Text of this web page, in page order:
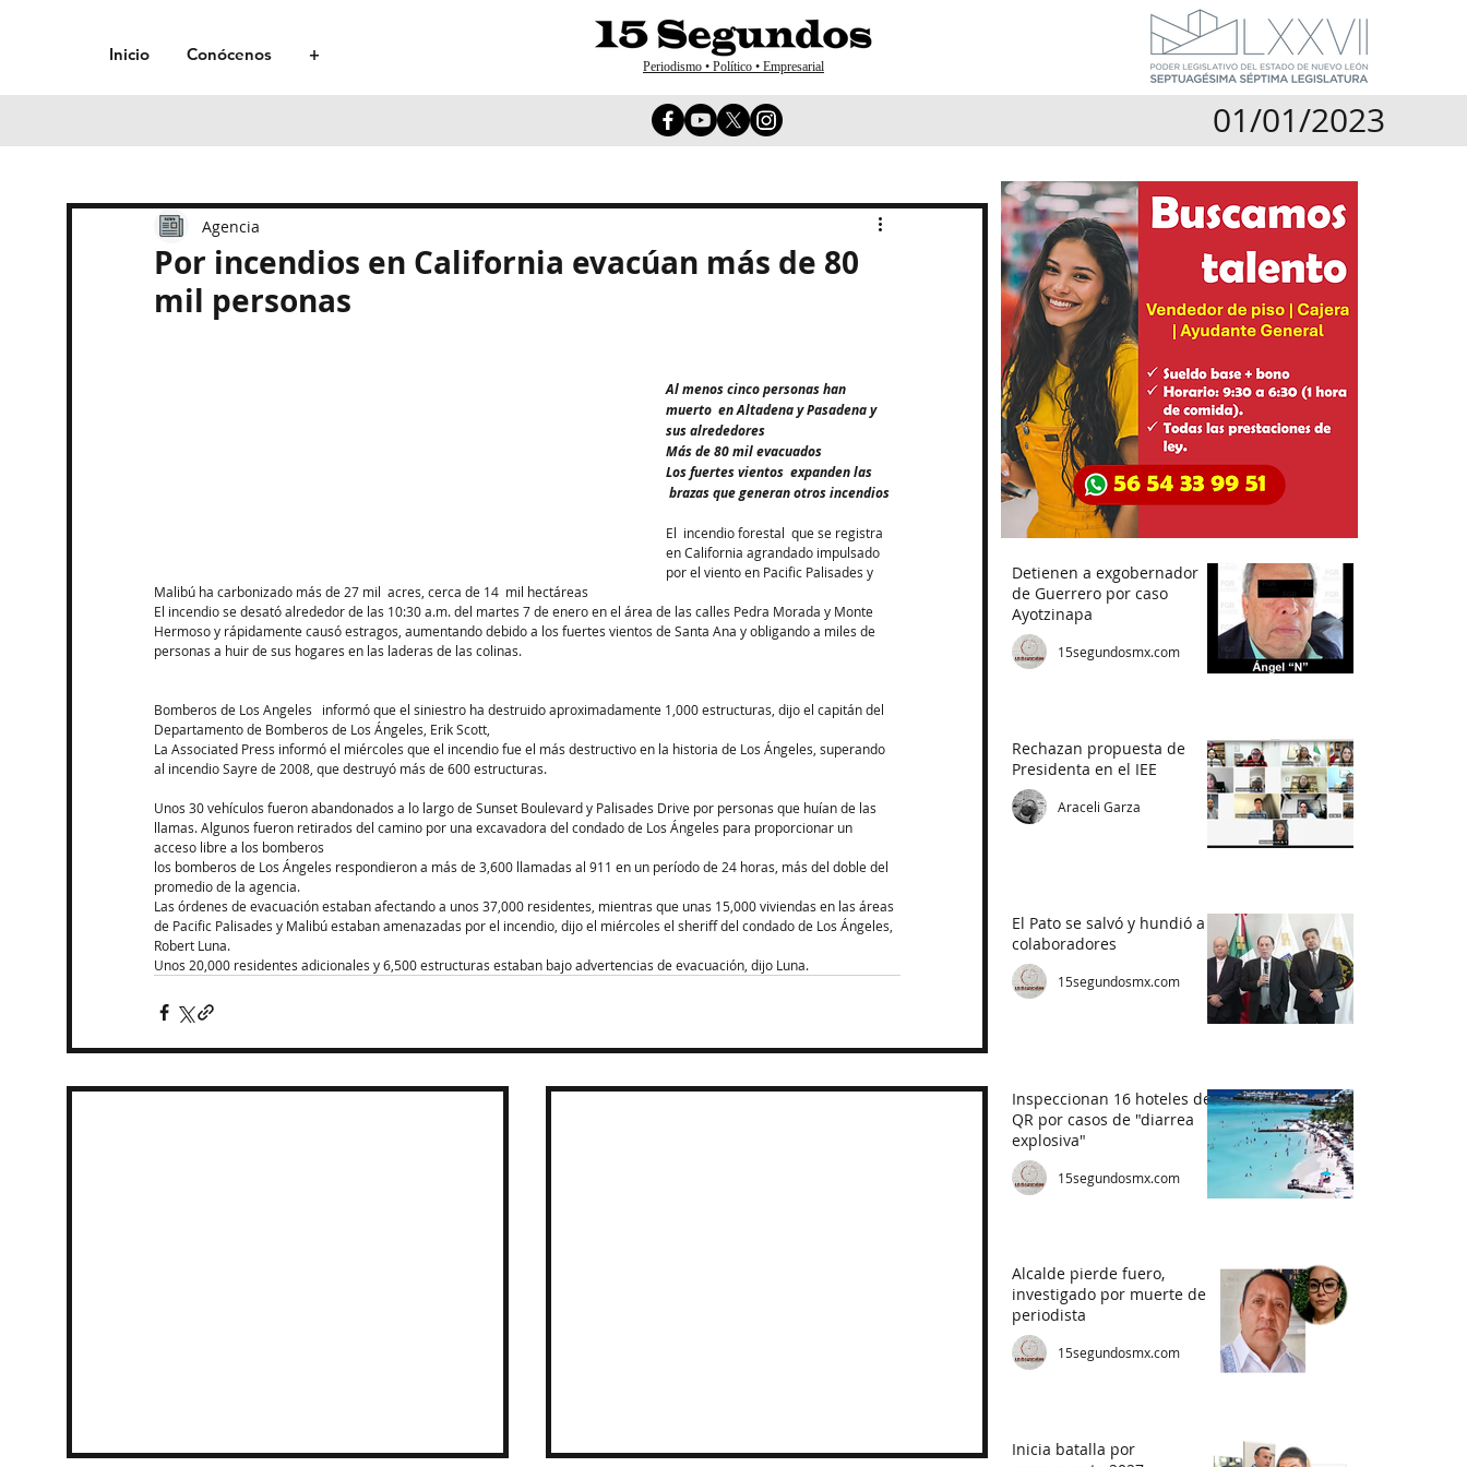
Inicio Conócenos +
Periodismo • Político • Empresarial
01/01/2023
Por incendios en California evacúan más de 80
mil personas
Agencia
Al menos cinco personas han
muerto  en Altadena y Pasadena y
sus alrededores
Más de 80 mil evacuados
Los fuertes vientos  expanden las
brazas que generan otros incendios
El  incendio forestal  que se registra
en California agrandado impulsado
por el viento en Pacific Palisades y
Malibú ha carbonizado más de 27 mil  acres, cerca de 14  mil hectáreas
El incendio se desató alrededor de las 10:30 a.m. del martes 7 de enero en el área de las calles Pedra Morada y Monte
Hermoso y rápidamente causó estragos, aumentando debido a los fuertes vientos de Santa Ana y obligando a miles de
personas a huir de sus hogares en las laderas de las colinas.
Bomberos de Los Angeles   informó que el siniestro ha destruido aproximadamente 1,000 estructuras, dijo el capitán del
Departamento de Bomberos de Los Ángeles, Erik Scott,
La Associated Press informó el miércoles que el incendio fue el más destructivo en la historia de Los Ángeles, superando
al incendio Sayre de 2008, que destruyó más de 600 estructuras.
Unos 30 vehículos fueron abandonados a lo largo de Sunset Boulevard y Palisades Drive por personas que huían de las
llamas. Algunos fueron retirados del camino por una excavadora del condado de Los Ángeles para proporcionar un
acceso libre a los bomberos
los bomberos de Los Ángeles respondieron a más de 3,600 llamadas al 911 en un período de 24 horas, más del doble del
promedio de la agencia.
Las órdenes de evacuación estaban afectando a unos 37,000 residentes, mientras que unas 15,000 viviendas en las áreas
de Pacific Palisades y Malibú estaban amenazadas por el incendio, dijo el miércoles el sheriff del condado de Los Ángeles,
Robert Luna.
Unos 20,000 residentes adicionales y 6,500 estructuras estaban bajo advertencias de evacuación, dijo Luna.
Detienen a exgobernador
de Guerrero por caso
Ayotzinapa
15segundosmx.com
Rechazan propuesta de
Presidenta en el IEE
Araceli Garza
El Pato se salvó y hundió a
colaboradores
15segundosmx.com
Inspeccionan 16 hoteles de
QR por casos de "diarrea
explosiva"
15segundosmx.com
Alcalde pierde fuero,
investigado por muerte de
periodista
15segundosmx.com
Inicia batalla por